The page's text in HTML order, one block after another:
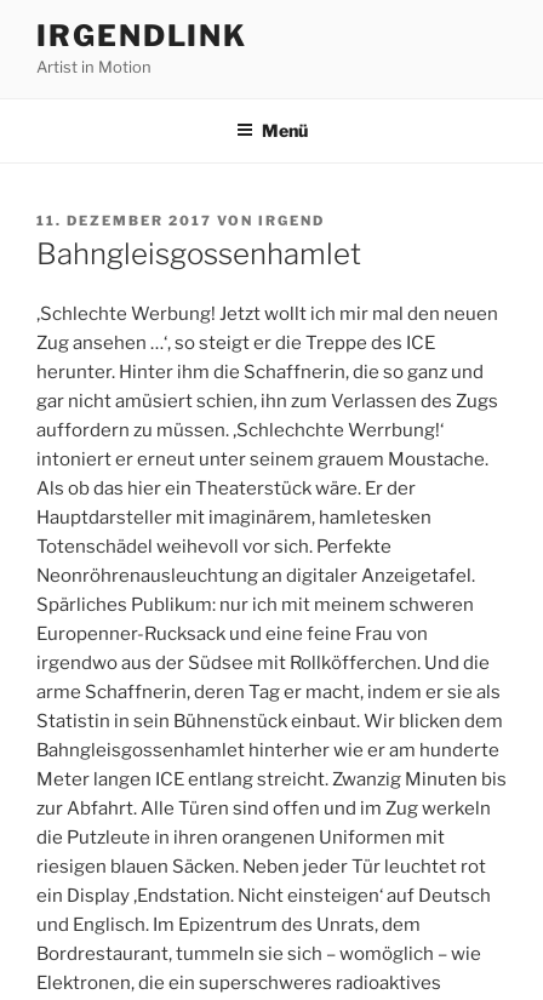
Inhalt
springen
IRGENDLINK
Artist in Motion
Menü
VERÖFFENTLICHT
AM
11. DEZEMBER 2017 VON IRGEND
Bahngleisgossenhamlet
‚Schlechte Werbung! Jetzt wollt ich mir mal den neuen
Zug ansehen …‘, so steigt er die Treppe des ICE
herunter. Hinter ihm die Schaffnerin, die so ganz und
gar nicht amüsiert schien, ihn zum Verlassen des Zugs
auffordern zu müssen. ‚Schlechchte Werrbung!‘
intoniert er erneut unter seinem grauem Moustache.
Als ob das hier ein Theaterstück wäre. Er der
Hauptdarsteller mit imaginärem, hamletesken
Totenschädel weihevoll vor sich. Perfekte
Neonröhrenausleuchtung an digitaler Anzeigetafel.
Spärliches Publikum: nur ich mit meinem schweren
Europenner-Rucksack und eine feine Frau von
irgendwo aus der Südsee mit Rollköfferchen. Und die
arme Schaffnerin, deren Tag er macht, indem er sie als
Statistin in sein Bühnenstück einbaut. Wir blicken dem
Bahngleisgossenhamlet hinterher wie er am hunderte
Meter langen ICE entlang streicht. Zwanzig Minuten bis
zur Abfahrt. Alle Türen sind offen und im Zug werkeln
die Putzleute in ihren orangenen Uniformen mit
riesigen blauen Säcken. Neben jeder Tür leuchtet rot
ein Display ‚Endstation. Nicht einsteigen‘ auf Deutsch
und Englisch. Im Epizentrum des Unrats, dem
Bordrestaurant, tummeln sie sich – womöglich – wie
Elektronen, die ein superschweres radioaktives